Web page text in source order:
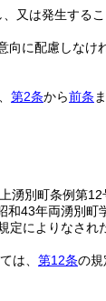
又は発生する
に配慮しなけ
第2条から前条
湧別町条例第12
和43年両湧別町
定によりなされ
は、 第12条の規